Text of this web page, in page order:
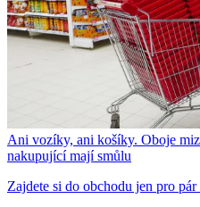
Ani vozíky, ani košíky. Oboje
nakupující mají smůlu
Zajdete si do obchodu jen pro